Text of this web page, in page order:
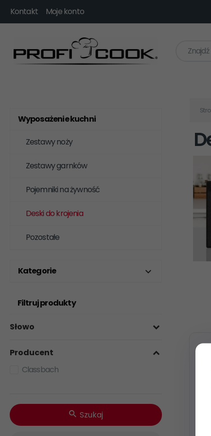
Kontakt Moje konto
Wyposażenie kuchni
Zestawy noży
Zestawy garnków
Pojemniki na żywność
Deski do krojenia
Pozostałe
Kategorie
Filtruj produkty
Słowo
Producent
Classbach
Szukaj